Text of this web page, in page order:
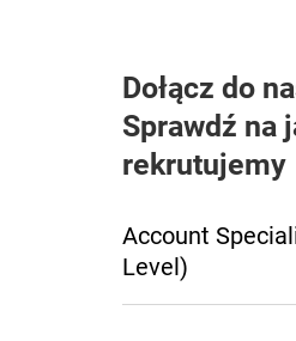
Dołącz do
Sprawdź na
rekrutujemy
Account
Level)